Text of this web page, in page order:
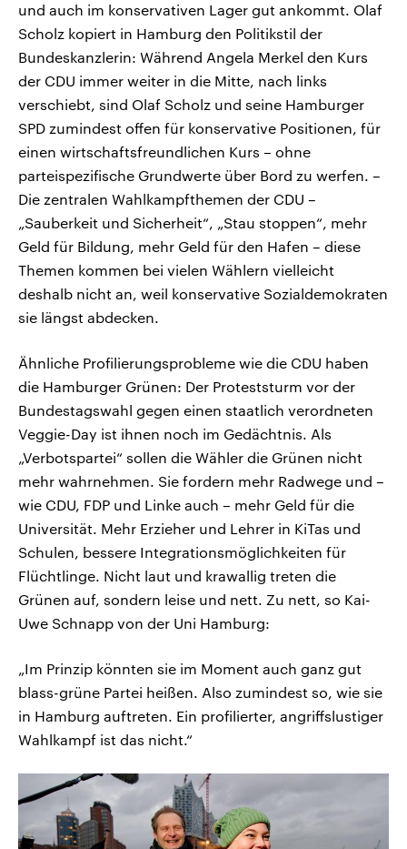
und auch im konservativen Lager gut ankommt. Olaf
Scholz kopiert in Hamburg den Politikstil der
Bundeskanzlerin: Während Angela Merkel den Kurs
der CDU immer weiter in die Mitte, nach links
verschiebt, sind Olaf Scholz und seine Hamburger
SPD zumindest offen für konservative Positionen, für
einen wirtschaftsfreundlichen Kurs – ohne
parteispezifische Grundwerte über Bord zu werfen. –
Die zentralen Wahlkampfthemen der CDU –
„Sauberkeit und Sicherheit“, „Stau stoppen“, mehr
Geld für Bildung, mehr Geld für den Hafen – diese
Themen kommen bei vielen Wählern vielleicht
deshalb nicht an, weil konservative Sozialdemokraten
sie längst abdecken.
Ähnliche Profilierungsprobleme wie die CDU haben
die Hamburger Grünen: Der Proteststurm vor der
Bundestagswahl gegen einen staatlich verordneten
Veggie-Day ist ihnen noch im Gedächtnis. Als
„Verbotspartei“ sollen die Wähler die Grünen nicht
mehr wahrnehmen. Sie fordern mehr Radwege und –
wie CDU, FDP und Linke auch – mehr Geld für die
Universität. Mehr Erzieher und Lehrer in KiTas und
Schulen, bessere Integrationsmöglichkeiten für
Flüchtlinge. Nicht laut und krawallig treten die
Grünen auf, sondern leise und nett. Zu nett, so Kai-
Uwe Schnapp von der Uni Hamburg:
„Im Prinzip könnten sie im Moment auch ganz gut
blass-grüne Partei heißen. Also zumindest so, wie sie
in Hamburg auftreten. Ein profilierter, angriffslustiger
Wahlkampf ist das nicht.“